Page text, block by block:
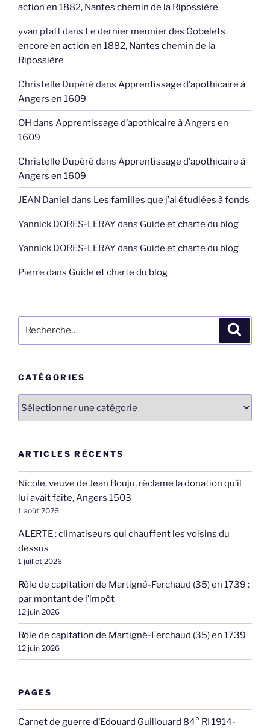
action en 1882, Nantes chemin de la Ripossière
yvan pfaffdans Le dernier meunier des Gobelets
encore en action en 1882, Nantes chemin de la
Ripossière
Christelle Dupéré dans Apprentissage d’apothicaire à
Angers en 1609
OH dans Apprentissage d’apothicaire à Angers en
1609
Christelle Dupéré dans Apprentissage d’apothicaire à
Angers en 1609
JEAN Daniel dans Les familles que j’ai étudiées à fonds
Yannick DORES-LERAYdans Guide et charte du blog
Yannick DORES-LERAYdans Guide et charte du blog
Pierre dans Guide et charte du blog
pour
CATÉGORIES
ARTICLES RÉCENTS
Nicole, veuve de Jean Bouju, réclame la donation qu’il
lui avait faite, Angers 1503
1 août 2026
ALERTE : climatiseurs qui chauffent les voisins du
dessus
1 juillet 2026
Rôle de capitation de Martigné-Ferchaud (35) en 1739 :
par montant de l’impôt
12 juin 2026
Rôle de capitation de Martigné-Ferchaud (35) en 1739
12 juin 2026
PAGES
Carnet de guerre d’Edouard Guillouard 84° RI 1914-